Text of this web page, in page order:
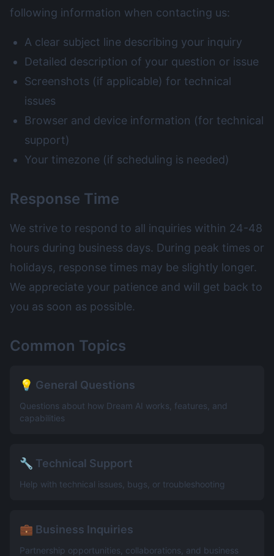
following information when contacting us:
A clear subject line describing your inquiry
Detailed description of your question or issue
Screenshots (if applicable) for technical
issues
Browser and device information (for technical
support)
Your timezone (if scheduling is needed)
Response Time
We strive to respond to all inquiries within 24-48
hours during business days. During peak times or
holidays, response times may be slightly longer.
We appreciate your patience and will get back to
you as soon as possible.
Common Topics
💡 General Questions
Questions about how Dream AI works, features, and
capabilities
🔧 Technical Support
Help with technical issues, bugs, or troubleshooting
💼 Business Inquiries
Partnership opportunities, collaborations, and business